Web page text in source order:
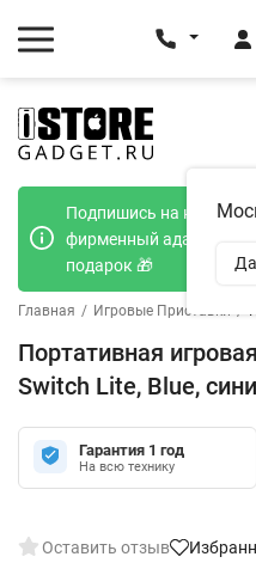
Да
Подпишись на наш
фирменный адаптер
подарок 🎁
Главная / Игровые Приставки /
Портативная
Switch Lite, Blue,
Гарантия 1 год
На всю технику
Оставить отзыв